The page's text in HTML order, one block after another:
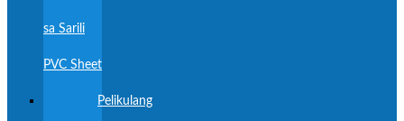
sa Sarili
PVC Sheet
Pelikulang